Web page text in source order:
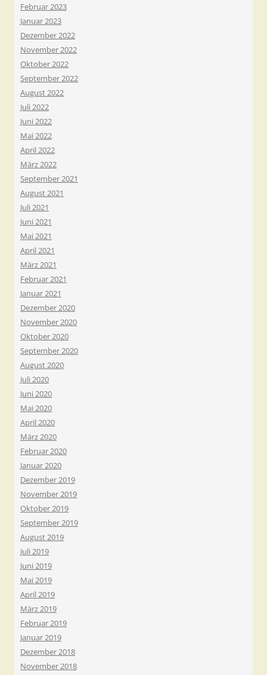
Februar 2023
Januar 2023
Dezember 2022
November 2022
Oktober 2022
September 2022
August 2022
Juli 2022
Juni 2022
Mai 2022
April 2022
März 2022
September 2021
August 2021
Juli 2021
Juni 2021
Mai 2021
April 2021
März 2021
Februar 2021
Januar 2021
Dezember 2020
November 2020
Oktober 2020
September 2020
August 2020
Juli 2020
Juni 2020
Mai 2020
April 2020
März 2020
Februar 2020
Januar 2020
Dezember 2019
November 2019
Oktober 2019
September 2019
August 2019
Juli 2019
Juni 2019
Mai 2019
April 2019
März 2019
Februar 2019
Januar 2019
Dezember 2018
November 2018